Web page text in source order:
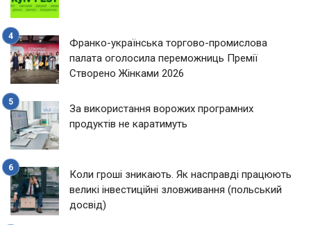
Франко-українська торгово-промислова
палата оголосила переможниць Премії
Створено Жінками 2026
За використання ворожих програмних
продуктів не каратимуть
Коли гроші зникають. Як насправді працюють
великі інвестиційні зловживання (польський
досвід)